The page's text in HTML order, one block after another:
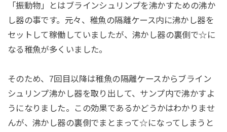
「振動物」とはブラインシュリンプを沸かすための沸か
し器の事です。元々、稚魚の隔離ケース内に沸かし器を
セットして稼働していましたが、沸かし器の裏側で☆に
なる稚魚が多くいました。
そのため、7回目以降は稚魚の隔離ケースからブライン
シュリンプ沸かし器を取り出して、サンプ内で沸かすよ
うになりました。この効果であるかどうかはわかりませ
んが、沸かし器の裏側でまとまって☆になってしまうと